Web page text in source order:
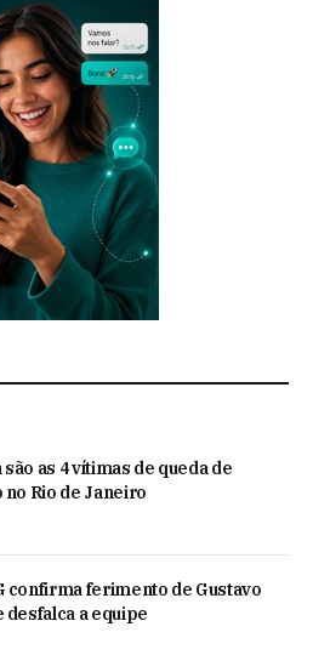
são as 4 vítimas de queda de
Rio de Janeiro
confirma ferimento de Gustavo
desfalca a equipe